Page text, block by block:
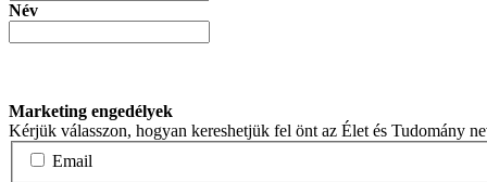
Név
Marketing engedélyek
Kérjük válasszon, hogyan kereshetjük fel önt az Élet és Tudomány
Email